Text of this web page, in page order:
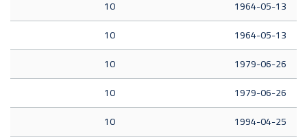
1964-05-13
10
1964-05-13
10
1979-06-26
10
1979-06-26
10
1994-04-25
10